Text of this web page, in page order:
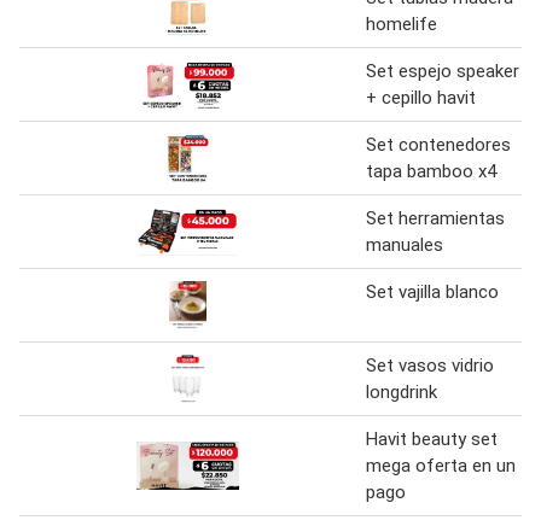
homelife
Set espejo speaker
+ cepillo havit
Set contenedores
tapa bamboo x4
Set herramientas
manuales
Set vajilla blanco
Set vasos vidrio
longdrink
Havit beauty set
mega oferta en un
pago